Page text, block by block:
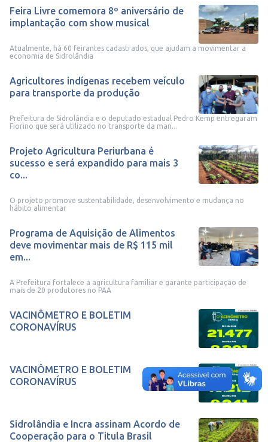
Feira Livre comemora 8º aniversário de
implantação com show musical
Atualmente, há 60 feirantes cadastrados, que ajudam a movimentar a
economia de Sidrolândia
Agricultores indígenas recebem veículo
para transporte da produção
Prefeitura de Sidrolândia e o deputado estadual Pedro Kemp entregaram
Fiorino que será utilizado no transporte da man...
Projeto Agricultura Periurbana é
sucesso e será expandido para mais 3
co...
O projeto promove sustentabilidade, desenvolvimento e mudança no
hábito alimentar
Programa de Aquisição de Alimentos
deve movimentar mais de R$ 115 mil
em...
A Prefeitura fortalece a agricultura familiar e garante participação de
mais de 20 produtores no PAA
VACINÔMETRO E BOLETIM
CORONAVÍRUS
VACINÔMETRO E BOLETIM
CORONAVÍRUS
Sidrolândia e Incra assinam Acordo de
Cooperação para o Titula Brasil